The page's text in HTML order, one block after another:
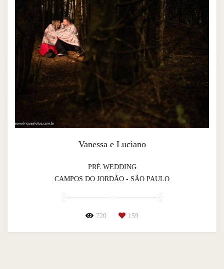
Vanessa e Luciano
PRÉ WEDDING
CAMPOS DO JORDÃO - SÃO PAULO
720 159